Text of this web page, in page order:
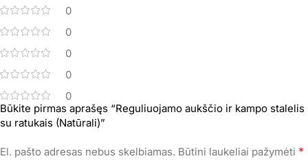
0
0
0
0
0
Būkite pirmas aprašęs “Reguliuojamo aukščio ir kampo stalelis
su ratukais (Natūrali)”
El. pašto adresas nebus skelbiamas. Būtini laukeliai pažymėti *